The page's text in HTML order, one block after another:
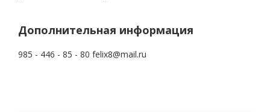
Дополнительная информация
985 - 446 - 85 - 80 felix8@mail.ru